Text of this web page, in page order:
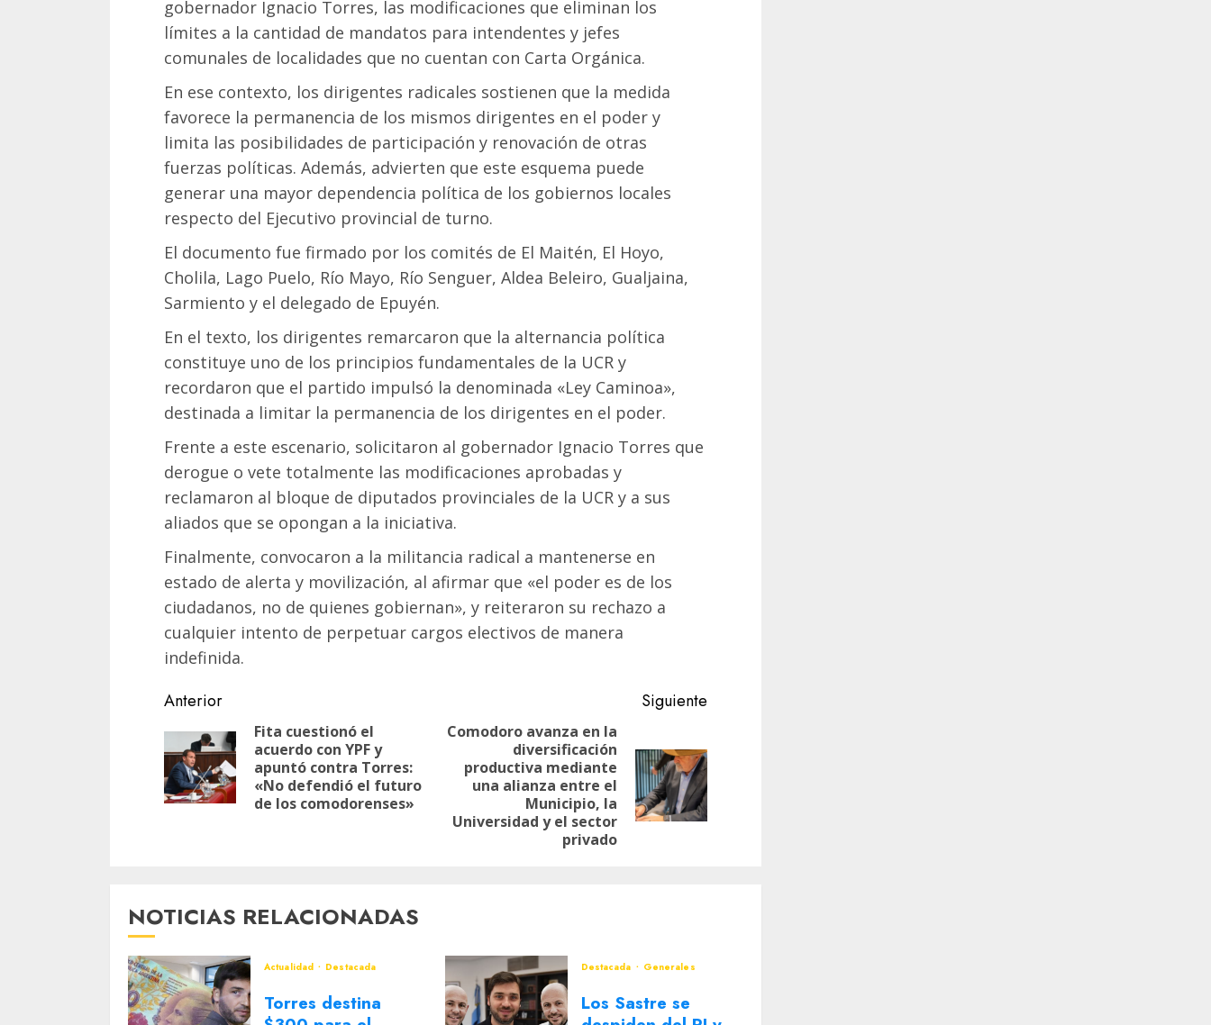
gobernador Ignacio Torres, las modificaciones que eliminan los
límites a la cantidad de mandatos para intendentes y jefes
comunales de localidades que no cuentan con Carta Orgánica.
En ese contexto, los dirigentes radicales sostienen que la medida
favorece la permanencia de los mismos dirigentes en el poder y
limita las posibilidades de participación y renovación de otras
fuerzas políticas. Además, advierten que este esquema puede
generar una mayor dependencia política de los gobiernos locales
respecto del Ejecutivo provincial de turno.
El documento fue firmado por los comités de El Maitén, El Hoyo,
Cholila, Lago Puelo, Río Mayo, Río Senguer, Aldea Beleiro, Gualjaina,
Sarmiento y el delegado de Epuyén.
En el texto, los dirigentes remarcaron que la alternancia política
constituye uno de los principios fundamentales de la UCR y
recordaron que el partido impulsó la denominada «Ley Caminoa»,
destinada a limitar la permanencia de los dirigentes en el poder.
Frente a este escenario, solicitaron al gobernador Ignacio Torres que
derogue o vete totalmente las modificaciones aprobadas y
reclamaron al bloque de diputados provinciales de la UCR y a sus
aliados que se opongan a la iniciativa.
Finalmente, convocaron a la militancia radical a mantenerse en
estado de alerta y movilización, al afirmar que «el poder es de los
ciudadanos, no de quienes gobiernan», y reiteraron su rechazo a
cualquier intento de perpetuar cargos electivos de manera
indefinida.
Navegación
de
entradas
Anterior
Entrada
anterior:
Fita cuestionó el
acuerdo con YPF y
apuntó contra Torres:
«No defendió el futuro
de los comodorenses»
Siguiente
Siguiente
Comodoro avanza en la
diversificación
productiva mediante
una alianza entre el
Municipio, la
Universidad y el sector
privado
NOTICIAS RELACIONADAS
Actualidad Destacada
Torres destina
Destacada Generales
Los Sastre se